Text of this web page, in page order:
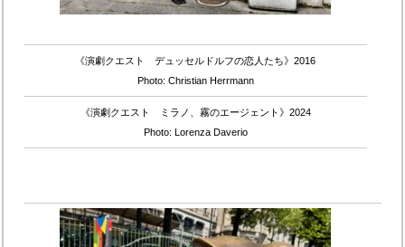
《演劇クエスト デュッセルドルフの恋人たち》2016
Photo: Christian Herrmann
《演劇クエスト ミラノ、霧のエージェント》2024
Photo: Lorenza Daverio